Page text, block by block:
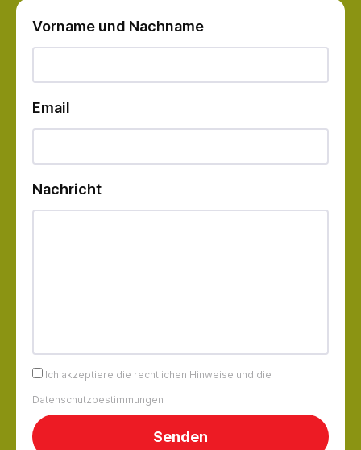
Vorname und Nachname
Email
Nachricht
Ich akzeptiere die rechtlichen Hinweise und die
Datenschutzbestimmungen